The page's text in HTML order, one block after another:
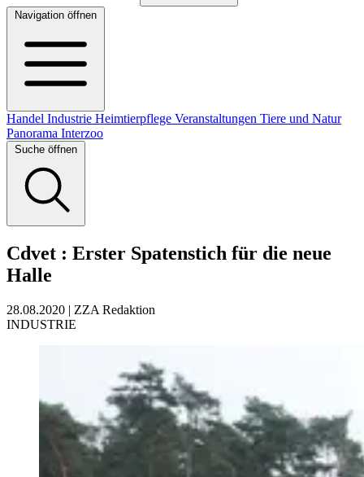
Navigation öffnen
Handel Industrie Heimtierpflege Veranstaltungen Tiere und Natur
Panorama Interzoo
Suche öffnen
Cdvet : Erster Spatenstich für die neue
Halle
28.08.2020 | ZZA Redaktion
INDUSTRIE